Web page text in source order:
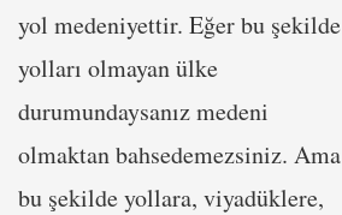
yol medeniyettir. Eğer bu şekilde
yolları olmayan ülke
durumundaysanız medeni
olmaktan bahsedemezsiniz. Ama
bu şekilde yollara, viyadüklere,